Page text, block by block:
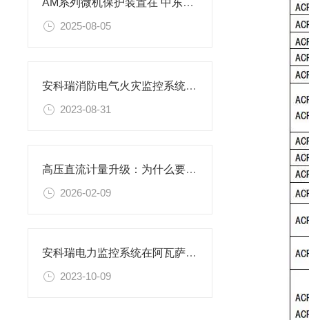
AM系列微机保护装置在 中东区天然气回收站配电工程中的应用
2025-08-05
安科瑞消防电气火灾监控系统在德令哈市新能源有轨电车示范线工程的应用
2023-08-31
高压直流计量升级：为什么要选 1500V 直流电能表
2026-02-09
安科瑞电力监控系统在阿瓦萨工业园区建设采购项目
2023-10-09